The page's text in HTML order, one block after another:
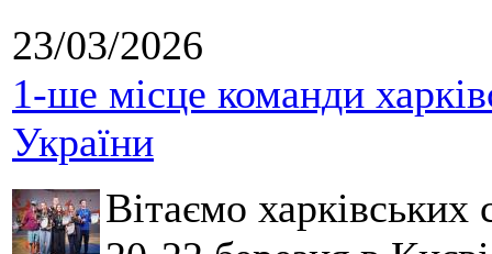
23/03/2026
1-ше місце команди
України
Вітаємо